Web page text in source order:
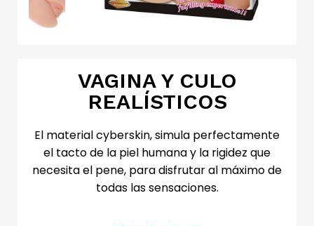
VAGINA Y CULO
REALÍSTICOS
El material cyberskin, simula perfectamente
el tacto de la piel humana y la rigidez que
necesita el pene, para disfrutar al máximo de
todas las sensaciones.